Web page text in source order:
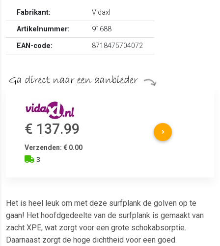
Fabrikant:
Vidaxl
Artikelnummer:
91688
EAN-code:
8718475704072
€ 137.99
Verzenden: € 0.00
3
Het is heel leuk om met deze surfplank de golven op te
gaan! Het hoofdgedeelte van de surfplank is gemaakt van
zacht XPE, wat zorgt voor een grote schokabsorptie.
Daarnaast zorgt de hoge dichtheid voor een goed